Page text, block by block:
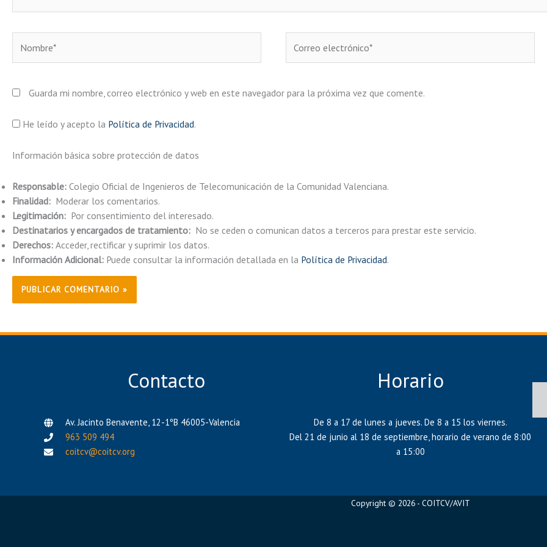
electrónico*
Guarda mi nombre, correo electrónico y web en este navegador para la próxima vez que comente.
He leído y acepto la Política de Privacidad.
Información básica sobre protección de datos
Responsable: Colegio Oficial de Ingenieros de Telecomunicación de la Comunidad Valenciana.
Finalidad: Moderar los comentarios.
Legitimación: Por consentimiento del interesado.
Destinatarios y encargados de tratamiento: No se ceden o comunican datos a terceros para prestar este servicio.
Derechos: Acceder, rectificar y suprimir los datos.
Información Adicional: Puede consultar la información detallada en la Política de Privacidad.
Contacto
Av. Jacinto Benavente, 12-1ºB 46005-Valencia
963 509 494
coitcv@coitcv.org
Horario
De 8 a 17 de lunes a jueves. De 8 a 15 los viernes.
Del 21 de junio al 18 de septiembre, horario de verano de 8:00
a 15:00
Copyright © 2026 - COITCV/AVIT